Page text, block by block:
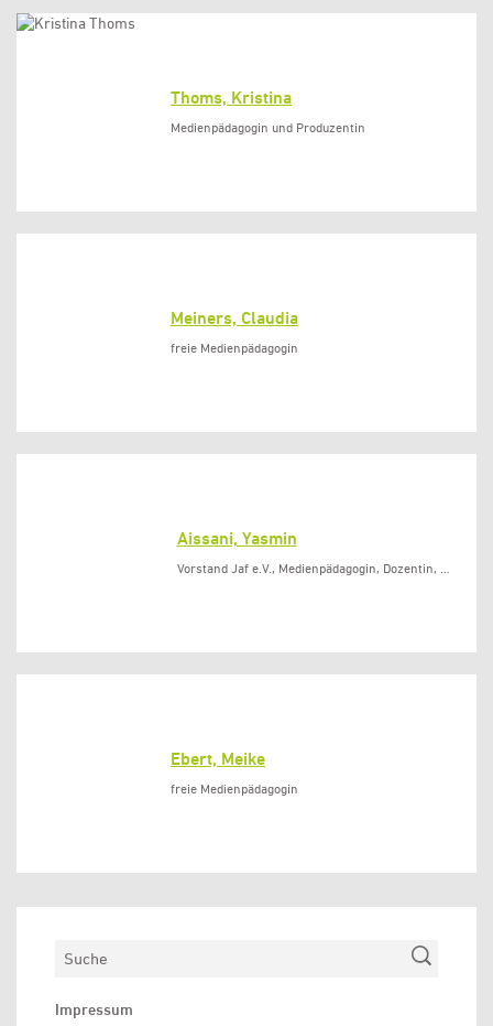
Thoms, Kristina
Medienpädagogin und Produzentin
Meiners, Claudia
freie Medienpädagogin
Aissani, Yasmin
Vorstand Jaf e.V., Medienpädagogin, Dozentin, …
Ebert, Meike
freie Medienpädagogin
Suchen
Impressum